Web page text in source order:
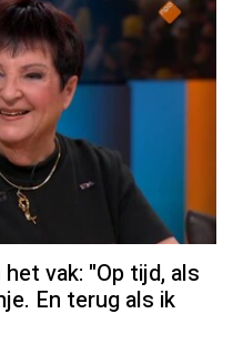
vak: "Op tijd, als
En terug als ik